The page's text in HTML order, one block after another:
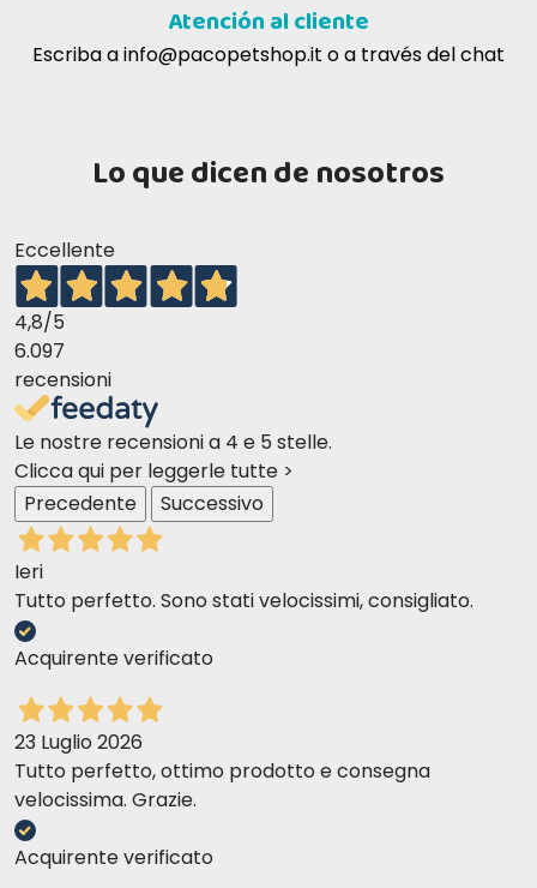
Atención al cliente
Escriba ainfo@pacopetshop.it o a través del chat
Lo que dicen de nosotros
Eccellente
4,8/5
6.097
recensioni
Le nostre recensioni a 4 e 5 stelle.
Clicca qui per leggerle tutte >
Precedente
Successivo
Ieri
Tutto perfetto. Sono stati velocissimi, consigliato.
Acquirente verificato
23 Luglio 2026
Tutto perfetto, ottimo prodotto e consegna
velocissima. Grazie.
Acquirente verificato